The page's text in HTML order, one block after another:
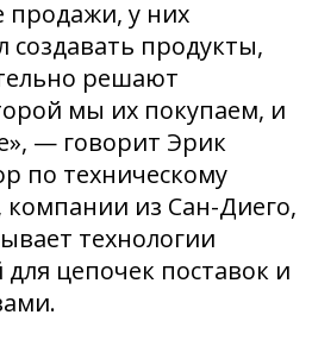
продажи, у них
создавать продукты,
решают
мы их покупаем, и
— говорит Эрик
по техническому
компании из Сан-Диего,
технологии
цепочек поставок и